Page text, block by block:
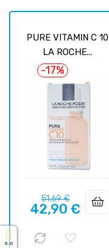
PURE VITAMIN C 10
LA ROCHE...
-17%
Prix
habituel
51,69 €Prix
42,90 €
5.0